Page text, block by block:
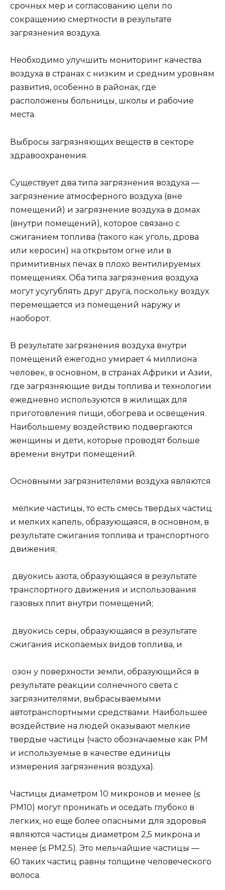
срочных мер и согласованию цели по
сокращению смертности в результате
загрязнения воздуха.
Необходимо улучшить мониторинг качества
воздуха в странах с низким и средним уровням
развития, особенно в районах, где
расположены больницы, школы и рабочие
места.
Выбросы загрязняющих веществ в секторе
здравоохранения.
Существует два типа загрязнения воздуха —
загрязнение атмосферного воздуха (вне
помещений) и загрязнение воздуха в домах
(внутри помещений), которое связано с
сжиганием топлива (такого как уголь, дрова
или керосин) на открытом огне или в
примитивных печах в плохо вентилируемых
помещениях. Оба типа загрязнения воздуха
могут усугублять друг друга, поскольку воздух
перемещается из помещений наружу и
наоборот.
В результате загрязнения воздуха внутри
помещений ежегодно умирает 4 миллиона
человек, в основном, в странах Африки и Азии,
где загрязняющие виды топлива и технологии
ежедневно используются в жилищах для
приготовления пищи, обогрева и освещения.
Наибольшему воздействию подвергаются
женщины и дети, которые проводят больше
времени внутри помещений.
Основными загрязнителями воздуха являются
мелкие частицы, то есть смесь твердых частиц
и мелких капель, образующаяся, в основном, в
результате сжигания топлива и транспортного
движения;
двуокись азота, образующаяся в результате
транспортного движения и использования
газовых плит внутри помещений;
двуокись серы, образующаяся в результате
сжигания ископаемых видов топлива, и
озон у поверхности земли, образующийся в
результате реакции солнечного света с
загрязнителями, выбрасываемыми
автотранспортными средствами. Наибольшее
воздействие на людей оказывают мелкие
твердые частицы (часто обозначаемые как PM
и используемые в качестве единицы
измерения загрязнения воздуха).
Частицы диаметром 10 микронов и менее (≤
PM10) могут проникать и оседать глубоко в
легких, но еще более опасными для здоровья
являются частицы диаметром 2,5 микрона и
менее (≤ PM2.5). Это мельчайшие частицы —
60 таких частиц равны толщине человеческого
волоса.